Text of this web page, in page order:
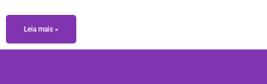
Leia mais »